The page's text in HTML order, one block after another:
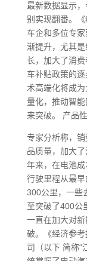
最新数据显示
别实现翻番。
车企和多位专
渐提升，尤其
长，加大了消
车补贴政策的
术高端化将成
量化，推动智
来突破。 产品
专家分析称，
品质量，加大
年来，在电池
行驶里程从最
300公里，一些
至突破了400公
一直在加大对
破。《经济参
司（以下 简称“